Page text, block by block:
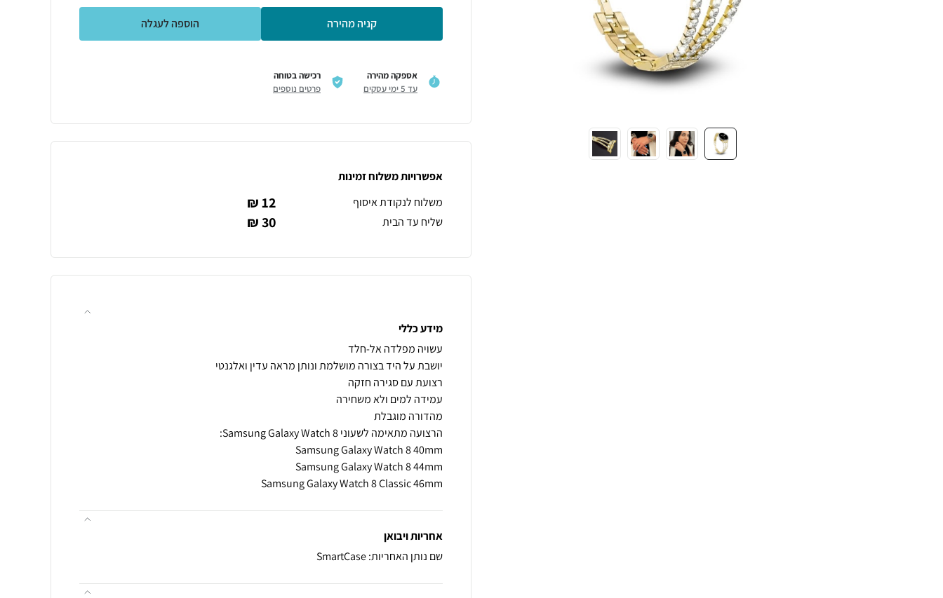
קניה מהירה הוספה לעגלה
אספקה מהירה
עד 5 ימי עסקים
רכישה בטוחה
פרטים נוספים
אפשרויות משלוח זמינות
משלוח לנקודת איסוף
12 ₪
שליח עד הבית 30 ₪
מידע כללי
Samsung Galaxy Watch 8 Classic 46mm
אחריות ויבואן
שם נותן האחריות: SmartCase